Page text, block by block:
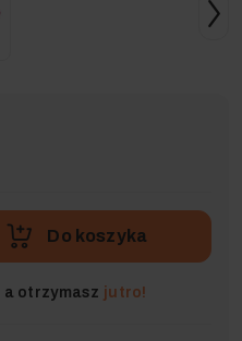
Do koszyka
a otrzymasz jutro!